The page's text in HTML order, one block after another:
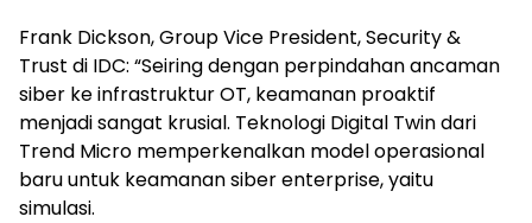
Frank Dickson, Group Vice President, Security &
Trust di IDC: “Seiring dengan perpindahan ancaman
siber ke infrastruktur OT, keamanan proaktif
menjadi sangat krusial. Teknologi Digital Twin dari
Trend Micro memperkenalkan model operasional
baru untuk keamanan siber enterprise, yaitu
simulasi.